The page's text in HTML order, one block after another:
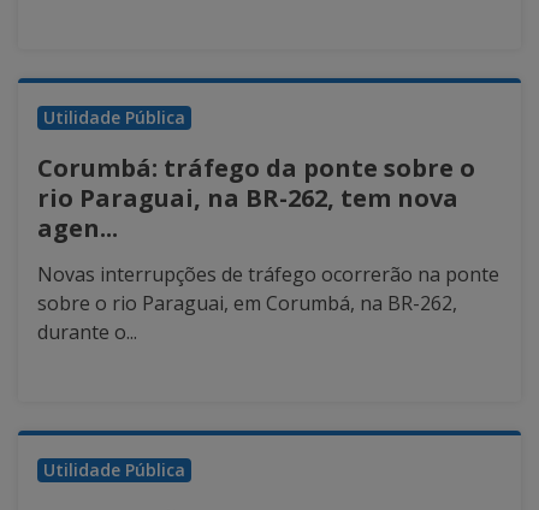
Utilidade Pública
Corumbá: tráfego da ponte sobre o
rio Paraguai, na BR-262, tem nova
agen...
Novas interrupções de tráfego ocorrerão na ponte
sobre o rio Paraguai, em Corumbá, na BR-262,
durante o...
Utilidade Pública